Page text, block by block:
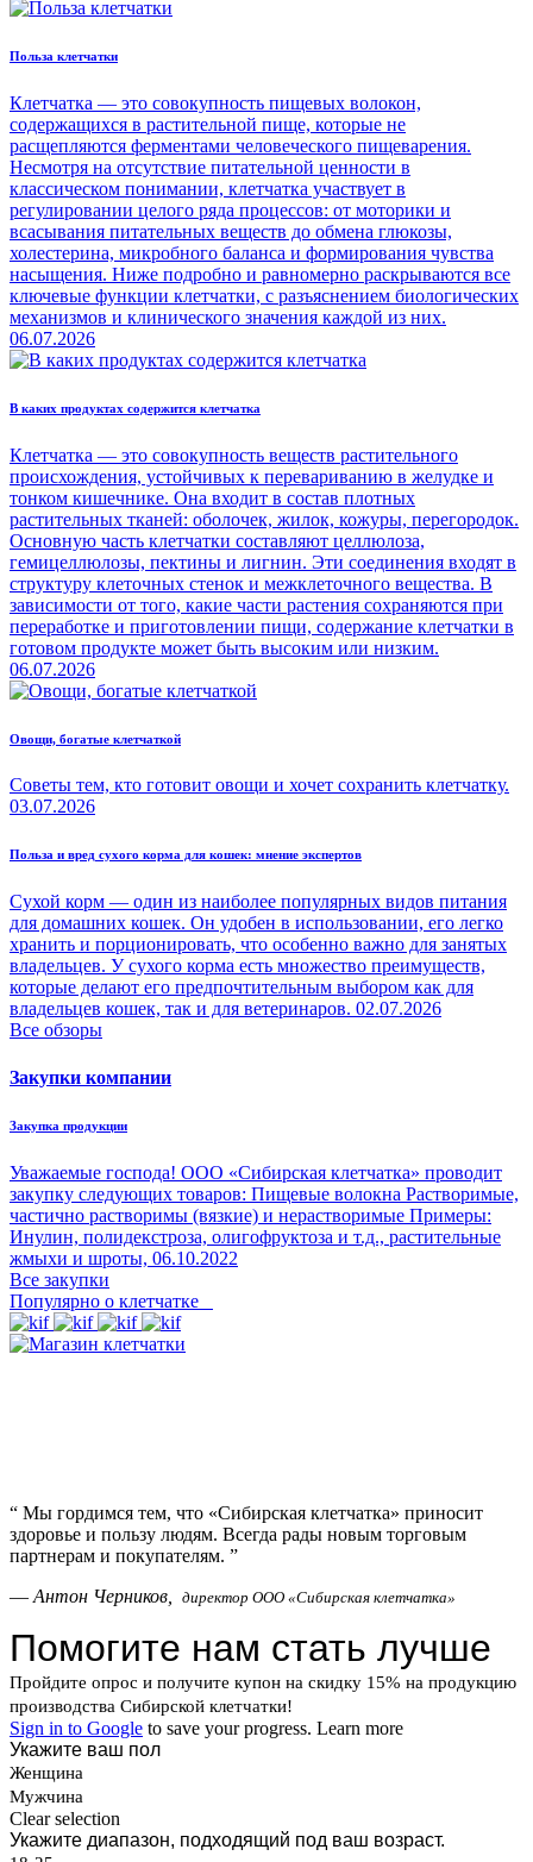
Польза клетчатки
Клетчатка — это совокупность пищевых волокон,
содержащихся в растительной пище, которые не
расщепляются ферментами человеческого пищеварения.
Несмотря на отсутствие питательной ценности в
классическом понимании, клетчатка участвует в
регулировании целого ряда процессов: от моторики и
всасывания питательных веществ до обмена глюкозы,
холестерина, микробного баланса и формирования чувства
насыщения. Ниже подробно и равномерно раскрываются все
ключевые функции клетчатки, с разъяснением биологических
механизмов и клинического значения каждой из них.
06.07.2026
В каких продуктах содержится клетчатка
Клетчатка — это совокупность веществ растительного
происхождения, устойчивых к перевариванию в желудке и
тонком кишечнике. Она входит в состав плотных
растительных тканей: оболочек, жилок, кожуры, перегородок.
Основную часть клетчатки составляют целлюлоза,
гемицеллюлозы, пектины и лигнин. Эти соединения входят в
структуру клеточных стенок и межклеточного вещества. В
зависимости от того, какие части растения сохраняются при
переработке и приготовлении пищи, содержание клетчатки в
готовом продукте может быть высоким или низким.
06.07.2026
Овощи, богатые клетчаткой
Советы тем, кто готовит овощи и хочет сохранить клетчатку.
03.07.2026
Польза и вред сухого корма для кошек: мнение экспертов
Сухой корм — один из наиболее популярных видов питания
для домашних кошек. Он удобен в использовании, его легко
хранить и порционировать, что особенно важно для занятых
владельцев. У сухого корма есть множество преимуществ,
которые делают его предпочтительным выбором как для
владельцев кошек, так и для ветеринаров. 02.07.2026
Все обзоры
Закупки компании
Закупка продукции
Уважаемые господа! ООО «Сибирская клетчатка» проводит
закупку следующих товаров: Пищевые волокна Растворимые,
частично растворимы (вязкие) и нерастворимые Примеры:
Инулин, полидекстроза, олигофруктоза и т.д., растительные
жмыхи и шроты, 06.10.2022
Все закупки
Популярно о клетчатке
“ Мы гордимся тем, что «Сибирская клетчатка» приносит
здоровье и пользу людям. Всегда рады новым торговым
партнерам и покупателям. ”
— Антон Черников, директор ООО «Сибирская клетчатка»